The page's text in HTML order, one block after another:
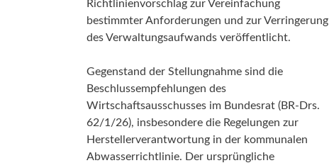
Aktuelle Beiträge zum Thema
Daseinsvorsorge
Richtlinienvorschlag zur Vereinfachung
bestimmter Anforderungen und zur Verringerung
des Verwaltungsaufwands veröffentlicht.
Gegenstand der Stellungnahme sind die
Beschlussempfehlungen des
Wirtschaftsausschusses im Bundesrat (BR-Drs.
62/1/26), insbesondere die Regelungen zur
Herstellerverantwortung in der kommunalen
Abwasserrichtlinie. Der ursprüngliche